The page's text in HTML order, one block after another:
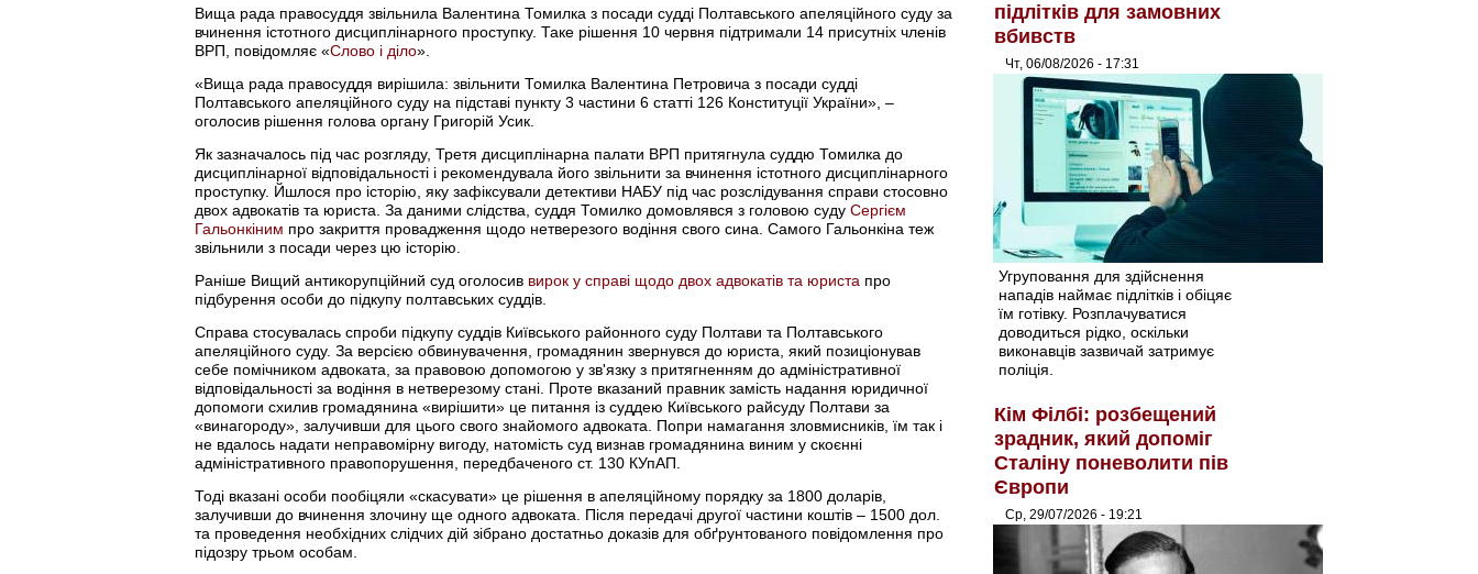
Вища рада правосуддя звільнила Валентина Томилка з посади судді Полтавського апеляційного суду за
вчинення істотного дисциплінарного проступку. Таке рішення 10 червня підтримали 14 присутніх членів
ВРП, повідомляє «Слово і діло».
«Вища рада правосуддя вирішила: звільнити Томилка Валентина Петровича з посади судді
Полтавського апеляційного суду на підставі пункту 3 частини 6 статті 126 Конституції України», –
оголосив рішення голова органу Григорій Усик.
Як зазначалось під час розгляду, Третя дисциплінарна палати ВРП притягнула суддю Томилка до
дисциплінарної відповідальності і рекомендувала його звільнити за вчинення істотного дисциплінарного
проступку. Йшлося про історію, яку зафіксували детективи НАБУ під час розслідування справи стосовно
двох адвокатів та юриста. За даними слідства, суддя Томилко домовлявся з головою суду Сергієм
Гальонкіним про закриття провадження щодо нетверезого водіння свого сина. Самого Гальонкіна теж
звільнили з посади через цю історію.
Раніше Вищий антикорупційний суд оголосив вирок у справі щодо двох адвокатів та юриста про
підбурення особи до підкупу полтавських суддів.
Справа стосувалась спроби підкупу суддів Київського районного суду Полтави та Полтавського
апеляційного суду. За версією обвинувачення, громадянин звернувся до юриста, який позиціонував
себе помічником адвоката, за правовою допомогою у зв'язку з притягненням до адміністративної
відповідальності за водіння в нетверезому стані. Проте вказаний правник замість надання юридичної
допомоги схилив громадянина «вирішити» це питання із суддею Київського райсуду Полтави за
«винагороду», залучивши для цього свого знайомого адвоката. Попри намагання зловмисників, їм так і
не вдалось надати неправомірну вигоду, натомість суд визнав громадянина виним у скоєнні
адміністративного правопорушення, передбаченого ст. 130 КУпАП.
Тоді вказані особи пообіцяли «скасувати» це рішення в апеляційному порядку за 1800 доларів,
залучивши до вчинення злочину ще одного адвоката. Після передачі другої частини коштів – 1500 дол.
та проведення необхідних слідчих дій зібрано достатньо доказів для обґрунтованого повідомлення про
підозру трьом особам.
підлітків для замовних
вбивств
Чт, 06/08/2026 - 17:31
Угруповання для здійснення
нападів наймає підлітків і обіцяє
їм готівку. Розплачуватися
доводиться рідко, оскільки
виконавців зазвичай затримує
поліція.
Кім Філбі: розбещений
зрадник, який допоміг
Сталіну поневолити пів
Європи
Ср, 29/07/2026 - 19:21